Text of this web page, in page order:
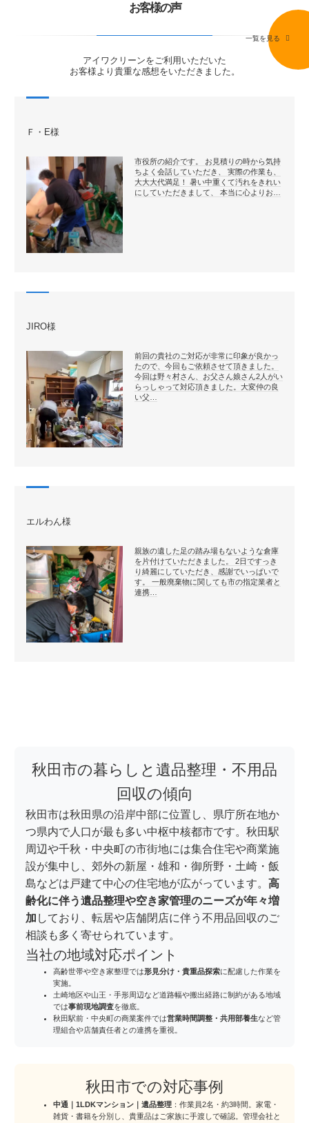
お客様の声
アイワクリーンをご利用いただいた
お客様より貴重な感想をいただきました。
一覧を見る
Ｆ・E様
市役所の紹介です。 お見積りの時から気持
ちよく会話していただき、 実際の作業も、
大大大代満足！ 暑い中重くて汚れをきれい
にしていただきまして、 本当に心よりお…
JIRO様
前回の貴社のご対応が非常に印象が良かっ
たので、今回もご依頼させて頂きました。
今回は野々村さん、お父さん娘さん2人がい
らっしゃって対応頂きました。大変仲の良
い父…
エルわん様
親族の遺した足の踏み場もないような倉庫
を片付けていただきました。 2日ですっき
り綺麗にしていただき、感謝でいっぱいで
す。 一般廃棄物に関しても市の指定業者と
連携…
秋田市の暮らしと遺品整理・不用品
回収の傾向
秋田市は秋田県の沿岸中部に位置し、県庁所在地か
つ県内で人口が最も多い中枢中核都市です。秋田駅
周辺や千秋・中央町の市街地には集合住宅や商業施
設が集中し、郊外の新屋・雄和・御所野・土崎・飯
島などは戸建て中心の住宅地が広がっています。 高
齢化に伴う遺品整理や空き家管理のニーズが年々増
加 しており、転居や店舗閉店に伴う不用品回収のご
相談も多く寄せられています。
当社の地域対応ポイント
高齢世帯や空き家整理では形見分け・貴重品探索に配慮した作業を
実施。
土崎地区や山王・手形周辺など道路幅や搬出経路に制約がある地域
では事前現地調査を徹底。
秋田駅前・中央町の商業案件では営業時間調整・共用部養生など管
理組合や店舗責任者との連携を重視。
秋田市での対応事例
中通｜1LDKマンション｜遺品整理 ：作業員2名・約3時間。家電・
雑貨・書籍を分別し、貴重品はご家族に手渡しで確認。管理会社と